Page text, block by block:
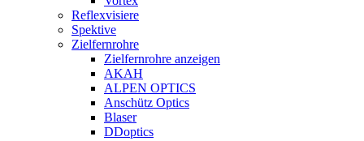
Reflexvisiere
Spektive
Zielfernrohre
Zielfernrohre anzeigen
AKAH
ALPEN OPTICS
Anschütz Optics
Blaser
DDoptics